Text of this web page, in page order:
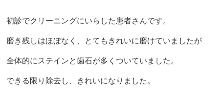
初診でクリーニングにいらした患者さんです。
磨き残しはほぼなく、とてもきれいに磨けていましたが
全体的にステインと歯石が多くついていました。
できる限り除去し、きれいになりました。